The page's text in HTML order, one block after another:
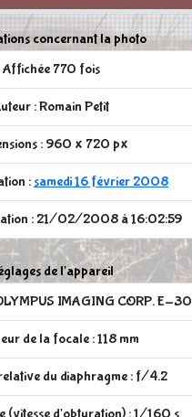
concernant la photo
Affichée 770 fois
: Romain Petit
: 960 x 720 px
: samedi 16 février 2008
: 21/02/2008 à 16:02:59
de l'appareil
IMAGING CORP. E-
de la focale : 118 mm
du diaphragme : f/4.2
(vitesse d'obturation) : 1/160 s